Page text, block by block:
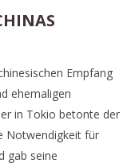
Empfang
ehemaligen
in Tokio betonte der
Notwendigkeit für
gab seine